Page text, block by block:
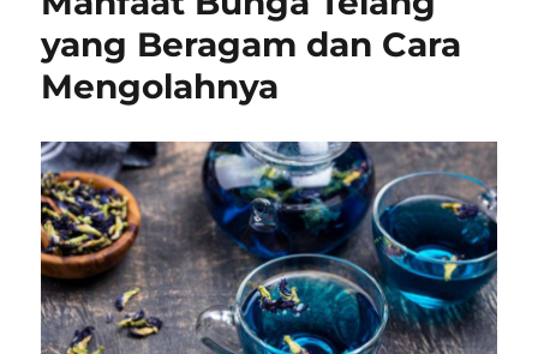
yang Beragam dan Cara
Mengolahnya